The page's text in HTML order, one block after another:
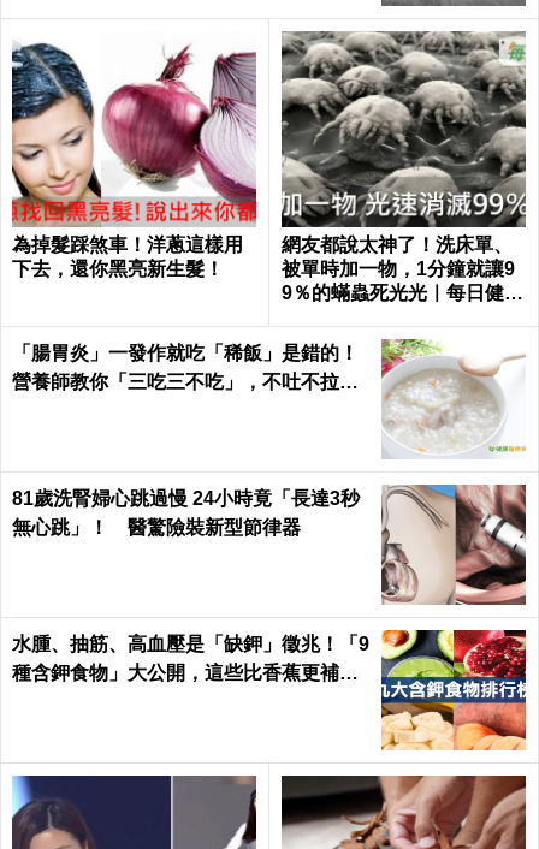
為掉髮踩煞車！洋蔥這樣用
下去，還你黑亮新生髮！
網友都說太神了！洗床單、
被單時加一物，1分鐘就讓9
9％的蟎蟲死光光｜每日健康
「腸胃炎」一發作就吃「稀飯」是錯的！
營養師教你「三吃三不吃」，不吐不拉、
81歲洗腎婦心跳過慢 24小時竟「長達3秒
無心跳」！ 醫驚險裝新型節律器
水腫、抽筋、高血壓是「缺鉀」徵兆！「9
種含鉀食物」大公開，這些比香蕉更補鉀